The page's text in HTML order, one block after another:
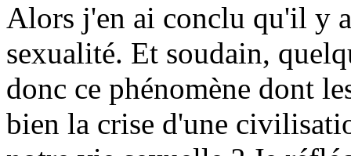
Alors j'en ai conclu qu'il y
sexualité. Et soudain,
donc ce phénomène dont
bien la crise d'une